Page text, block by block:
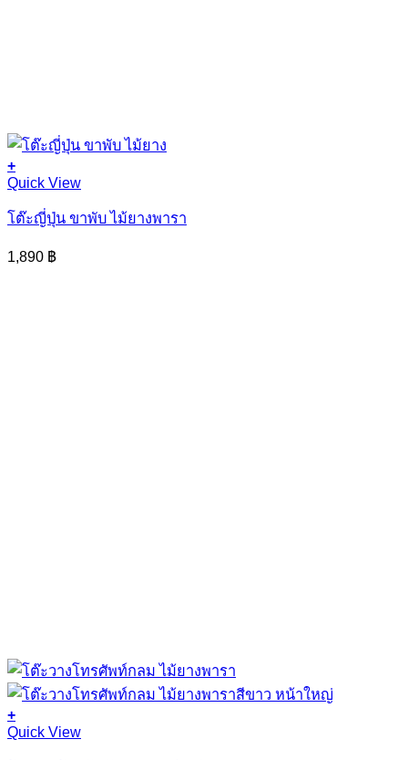
+
Quick View
โต๊ะญี่ปุ่น ขาพับ ไม้ยางพารา
1,890 ฿
+
This
Quick View